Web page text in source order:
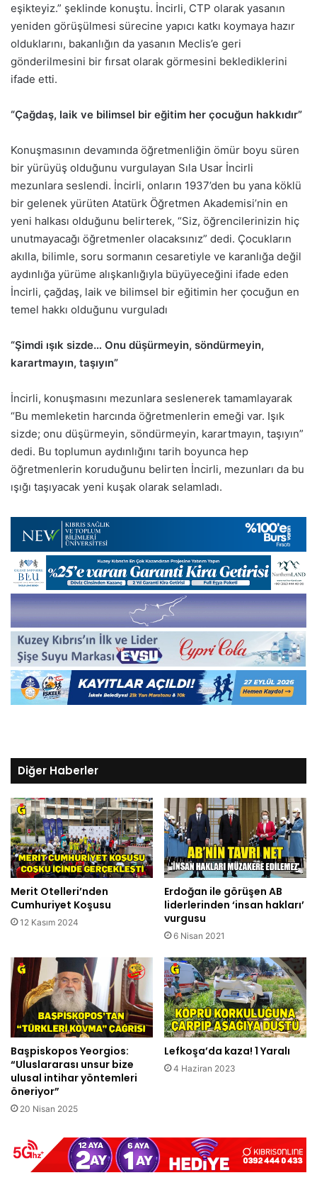
eşikteyiz.” şeklinde konuştu. İncirli, CTP olarak yasanın
yeniden görüşülmesi sürecine yapıcı katkı koymaya hazır
olduklarını, bakanlığın da yasanın Meclis’e geri
gönderilmesini bir fırsat olarak görmesini beklediklerini
ifade etti.
“Çağdaş, laik ve bilimsel bir eğitim her çocuğun hakkıdır”
Konuşmasının devamında öğretmenliğin ömür boyu süren
bir yürüyüş olduğunu vurgulayan Sıla Usar İncirli
mezunlara seslendi. İncirli, onların 1937’den bu yana köklü
bir gelenek yürüten Atatürk Öğretmen Akademisi’nin en
yeni halkası olduğunu belirterek, “Siz, öğrencilerinizin hiç
unutmayacağı öğretmenler olacaksınız” dedi. Çocukların
akılla, bilimle, soru sormanın cesaretiyle ve karanlığa değil
aydınlığa yürüme alışkanlığıyla büyüyeceğini ifade eden
İncirli, çağdaş, laik ve bilimsel bir eğitimin her çocuğun en
temel hakkı olduğunu vurguladı
“Şimdi ışık sizde… Onu düşürmeyin, söndürmeyin,
karartmayın, taşıyın”
İncirli, konuşmasını mezunlara seslenerek tamamlayarak
“Bu memleketin harcında öğretmenlerin emeği var. Işık
sizde; onu düşürmeyin, söndürmeyin, karartmayın, taşıyın”
dedi. Bu toplumun aydınlığını tarih boyunca hep
öğretmenlerin koruduğunu belirten İncirli, mezunları da bu
ışığı taşıyacak yeni kuşak olarak selamladı.
Diğer Haberler
Merit Otelleri’nden
Cumhuriyet Koşusu
12 Kasım 2024
Erdoğan ile görüşen AB
liderlerinden ‘insan hakları’
vurgusu
6 Nisan 2021
Başpiskopos Yeorgios:
“Uluslararası unsur bize
ulusal intihar yöntemleri
öneriyor”
20 Nisan 2025
Lefkoşa’da kaza! 1 Yaralı
4 Haziran 2023